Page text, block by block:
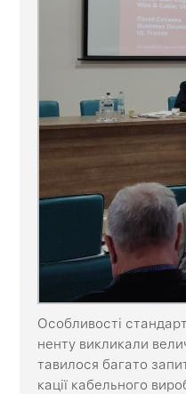
Особливості
ненту викликали
тавилося багато
кації кабельного